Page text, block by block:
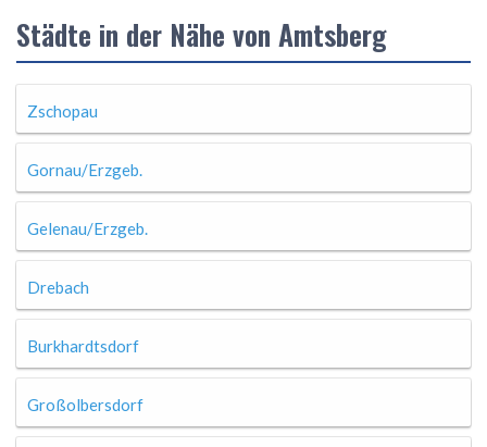
Städte in der Nähe von Amtsberg
Zschopau
Gornau/Erzgeb.
Gelenau/Erzgeb.
Drebach
Burkhardtsdorf
Großolbersdorf